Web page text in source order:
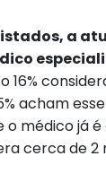
a
16%
acham
o médico já
cerca de 2